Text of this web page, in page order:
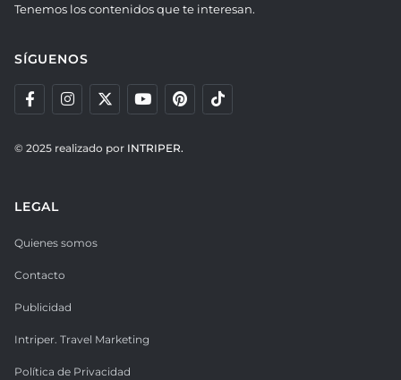
Tenemos los contenidos que te interesan.
SÍGUENOS
© 2025 realizado por INTRIPER.
LEGAL
Quienes somos
Contacto
Publicidad
Intriper. Travel Marketing
Política de Privacidad